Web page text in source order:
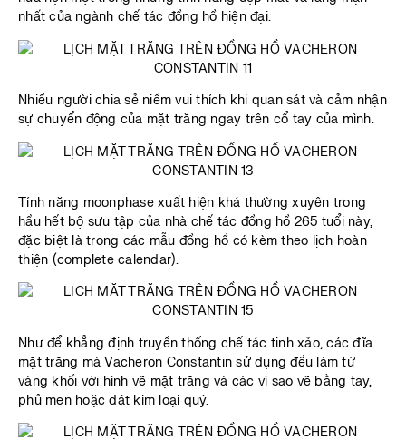
nhất của ngành chế tác đồng hồ hiện đại.
Nhiều người chia sẻ niềm vui thích khi quan sát và cảm nhận
sự chuyển động của mặt trăng ngay trên cổ tay của mình.
Tính năng moonphase xuất hiện khá thường xuyên trong
hầu hết bộ sưu tập của nhà chế tác đồng hồ 265 tuổi này,
đặc biệt là trong các mẫu đồng hồ có kèm theo lịch hoàn
thiện (complete calendar).
Như để khẳng định truyền thống chế tác tinh xảo, các đĩa
mặt trăng mà Vacheron Constantin sử dụng đều làm từ
vàng khối với hình vẽ mặt trăng và các vì sao vẽ bằng tay,
phủ men hoặc dát kim loại quý.